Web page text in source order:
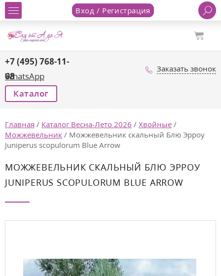
Вход / Регистрация
+7 (495) 768-11-
68
WhatsApp
Заказать звонок
Каталог
Главная / Каталог Весна-Лето 2026 / Хвойные /
Можжевельник / Можжевельник скальный Блю Эрроу
Juniperus scopulorum Blue Arrow
МОЖЖЕВЕЛЬНИК СКАЛЬНЫЙ БЛЮ ЭРРОУ
JUNIPERUS SCOPULORUM BLUE ARROW